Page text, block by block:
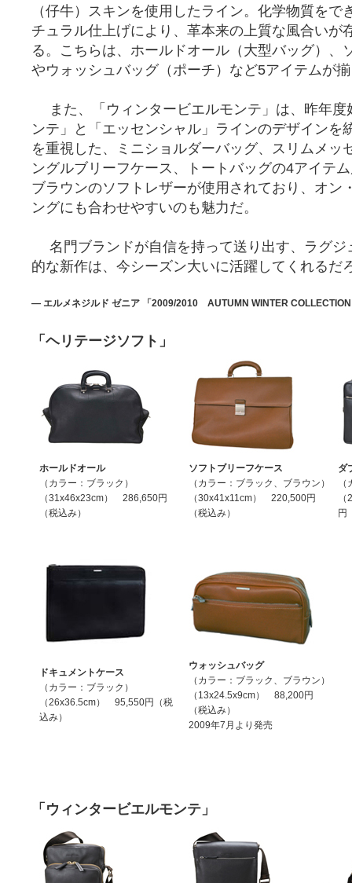
（仔牛）スキンを使用したライン。化学物質をで
チュラル仕上げにより、革本来の上質な風合いが
る。こちらは、ホールドオール（大型バッグ）、
やウォッシュバッグ（ポーチ）など5アイテムが
また、「ウィンタービエルモンテ」は、昨年度
ンテ」と「エッセンシャル」ラインのデザインを
を重視した、ミニショルダーバッグ、スリムメッ
ングルブリーフケース、トートバッグの4アイテ
ブラウンのソフトレザーが使用されており、オン
ングにも合わせやすいのも魅力だ。
名門ブランドが自信を持って送り出す、ラグジ
的な新作は、今シーズン大いに活躍してくれるだ
― エルメネジルド ゼニア 「2009/2010 AUTUMN WINTER
「ヘリテージソフト」
ホールドオール
（カラー：ブラック）
（31x46x23cm） 286,650円
（税込み）
ソフトブリーフケース
（カラー：ブラック、ブラウン）
（30x41x11cm） 220,500円
（税込み）
ダ
円
ドキュメントケース
（カラー：ブラック）
（26x36.5cm） 95,550円（税
込み）
ウォッシュバッグ
（カラー：ブラック、ブラウン）
（13x24.5x9cm） 88,200円
（税込み）
2009年7月より発売
「ウィンタービエルモンテ」